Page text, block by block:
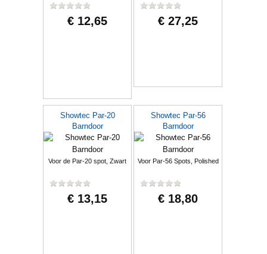
€ 12,65 € 27,25
Showtec Par-20
Barndoor
Voor de Par-20 spot, Zwart
€ 13,15
Showtec Par-56
Barndoor
Voor Par-56 Spots, Polished
€ 18,80